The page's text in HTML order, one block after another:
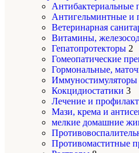
Антибактериальные
Антигельминтные и
Ветеринарная
Витамины,
Гепатопротекторы 2
Гомеопатические
Гормональные,
Иммуностимуляторы
Кокцидиостатики 3
Лечение и
Мази, крема и
мелкие домашние
Противомаститные